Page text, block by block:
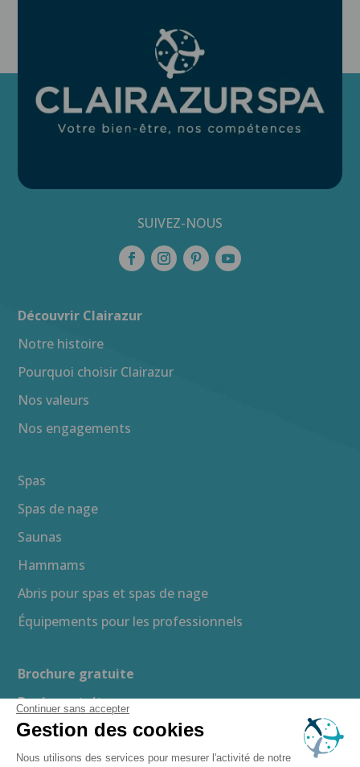
Continuer sans accepter
Gestion des cookies
Nous utilisons des services pour mesurer l'activité de notre
SUIVEZ-NOUS
Découvrir Clairazur
Notre histoire
Pourquoi choisir Clairazur
Nos valeurs
Nos engagements
Spas
Spas de nage
Saunas
Hammams
Abris pour spas et spas de nage
Équipements pour les professionnels
Brochure gratuite
Devis gratuit
Guide d’achat
Espace presse